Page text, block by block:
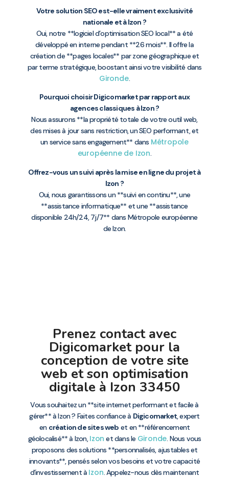
Votre solution SEO est-elle vraiment exclusivité
nationale et à Izon ?
Oui, notre **logiciel d’optimisation SEO local** a été
développé en interne pendant **26 mois**. Il offre la
création de **pages locales** par zone géographique et
par terme stratégique, boostant ainsi votre visibilité dans
Gironde.
Pourquoi choisir Digicomarket par rapport aux
agences classiques à Izon ?
Nous assurons **la propriété totale de votre outil web,
des mises à jour sans restriction, un SEO performant, et
un service sans engagement** dans Métropole
européenne de Izon.
Offrez-vous un suivi après la mise en ligne du projet à
Izon ?
Oui, nous garantissons un **suivi en continu**, une
**assistance informatique** et une **assistance
disponible 24h/24, 7j/7** dans Métropole européenne
de Izon.
Prenez contact avec
Digicomarket pour la
conception de votre site
web et son optimisation
digitale à Izon 33450
Vous souhaitez un **site internet performant et facile à
gérer** à Izon ? Faites confiance à Digicomarket, expert
en création de sites web et en **référencement
géolocalisé** à Izon,Izon et dans le Gironde. Nous vous
proposons des solutions **personnalisés, ajustables et
innovants**, pensés selon vos besoins et votre capacité
d’investissement à Izon. Appelez-nous dès maintenant